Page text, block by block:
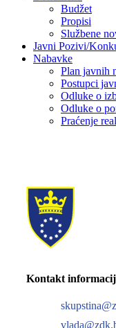
Budžet
Propisi
Službene
Javni Pozivi/
Nabavke
Plan javnih
Postupci
Odluke o
Odluke o
Praćenje
Kontakt